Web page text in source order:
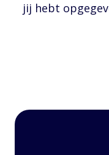
jij hebt